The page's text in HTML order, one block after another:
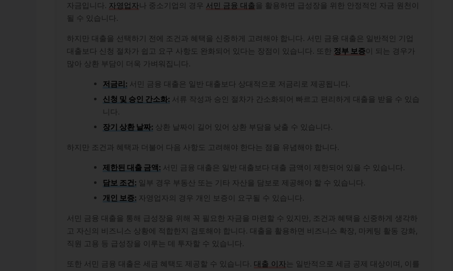
자금입니다. 자영업자나 중소기업의 경우 서민 금융 대출을 활용하면 급성장을 위한 안정적인 자금 원천이
될 수 있습니다.
하지만 대출을 선택하기 전에 조건과 혜택을 신중하게 고려해야 합니다. 서민 금융 대출은 일반적인 기업
대출보다 신청 절차가 쉽고 요구 사항도 완화되어 있다는 장점이 있습니다. 또한 정부 보증이 되는 경우가
많아 상환 부담이 더욱 가벼워집니다.
저금리: 서민 금융 대출은 일반 대출보다 상대적으로 저금리로 제공됩니다.
신청 및 승인 간소화: 서류 작성과 승인 절차가 간소화되어 빠르고 편리하게 대출을 받을 수 있습
니다.
장기 상환 날짜: 상환 날짜이 길어 있어 상환 부담을 낮출 수 있습니다.
하지만 조건과 혜택과 더불어 다음 사항도 고려해야 한다는 점을 유념해야 합니다.
제한된 대출 금액: 서민 금융 대출은 일반 대출보다 대출 금액이 제한되어 있을 수 있습니다.
담보 조건: 일부 경우 부동산 또는 기타 자산을 담보로 제공해야 할 수 있습니다.
개인 보증: 자영업자의 경우 개인 보증이 요구될 수 있습니다.
서민 금융 대출을 통해 급성장을 위해 꼭 필요한 자금을 마련할 수 있지만, 조건과 혜택을 신중하게 생각하
고 자신의 비즈니스 상황에 적합한지 검토해야 합니다. 대출을 활용하면 비즈니스 확장, 마케팅 활동 강화,
직원 고용 등 급성장을 이루는 데 투자할 수 있습니다.
또한 서민 금융 대출은 세금 혜택도 제공할 수 있습니다. 대출 이자는 일반적으로 세금 공제 대상이며, 이를